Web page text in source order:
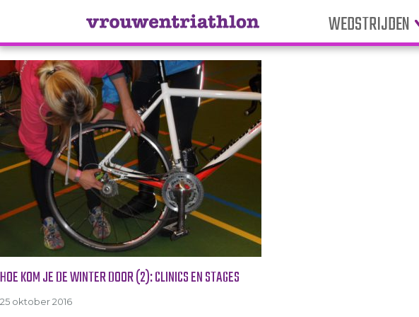
WEDSTRIJDEN
Tag Archive: band
HOE KOM JE DE WINTER DOOR (2): CLINICS EN STAGES
25 oktober 2016